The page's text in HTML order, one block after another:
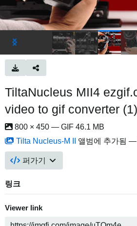
TiltaNucleus MII4
video to gif converter (1)
800 × 450 — GIF 46.1 MB
Tilta Nucleus-M II
앨범에 추가됨 —
퍼가기
링크
Viewer link